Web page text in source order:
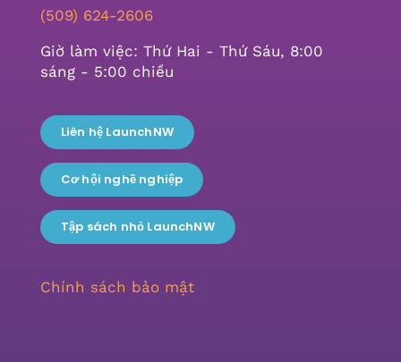
(509) 624-2606
Giờ làm việc: Thứ Hai - Thứ Sáu, 8:00
sáng - 5:00 chiều
Liên hệ LaunchNW
Cơ hội nghề nghiệp
Tập sách nhỏ LaunchNW
Chính sách bảo mật